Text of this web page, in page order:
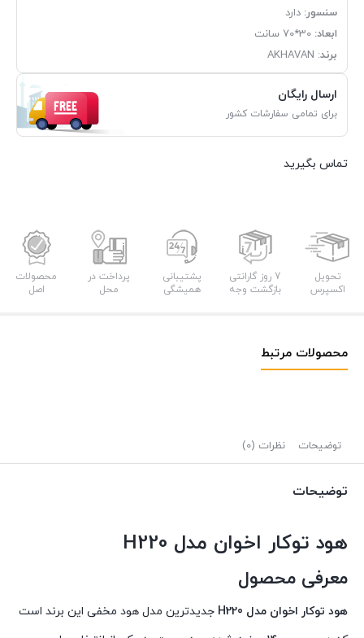
سنسور: دارد
ابعاد:
برند: AKHAVAN
ارسال رایگان
برای تمامی سفارشات کشور
تماس بگیرید
تحویل
اکسپرس
7 روز گارانتی
بازگشت وجه
پشتیبانی
همیشگی
پرداخت در
محل
محصولات
اصل
محصولات مرتبط
توضیحات نظرات (0)
توضیحات
هود توکار اخوان مدل H220
معرفی محصول
هود توکار اخوان مدل H220
جدیدترین مدل هود مخفی این برند است